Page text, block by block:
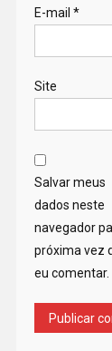
E-mail *
Site
Salvar meus
dados neste
navegador
próxima vez
eu comentar.